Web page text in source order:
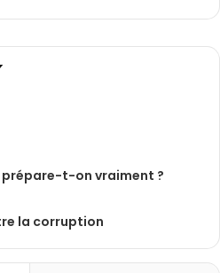
t-on vraiment ?
la corruption